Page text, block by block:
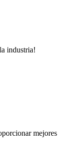
industria!
mejores